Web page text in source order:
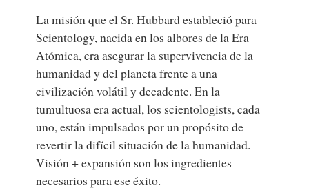
La misión que el Sr. Hubbard estableció para
Scientology, nacida en los albores de la Era
Atómica, era asegurar la supervivencia de la
humanidad y del planeta frente a una
civilización volátil y decadente. En la
tumultuosa era actual, los scientologists, cada
uno, están impulsados por un propósito de
revertir la difícil situación de la humanidad.
Visión + expansión son los ingredientes
necesarios para ese éxito.